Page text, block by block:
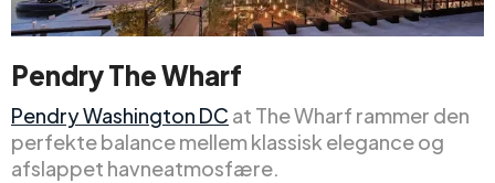
Pendry The Wharf
Pendry Washington DC at The Wharf rammer den
perfekte balance mellem klassisk elegance og
afslappet havneatmosfære.